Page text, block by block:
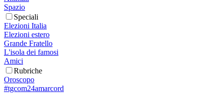
Spazio
Speciali
Elezioni Italia
Elezioni estero
Grande Fratello
L'isola dei famosi
Amici
Rubriche
Oroscopo
#tgcom24amarcord